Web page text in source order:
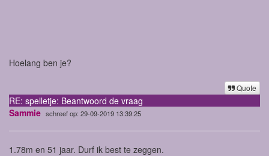
Hoelang ben je?
Quote
RE: spelletje: Beantwoord de vraag
Sammie schreef op: 29-09-2019 13:39:25
1.78m en 51 jaar. Durf ik best te zeggen.